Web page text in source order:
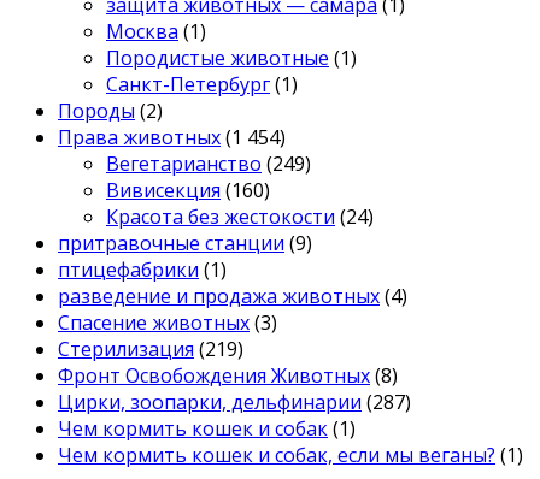
Москва (1)
Породистые животные (1)
Санкт-Петербург(1)
Породы (2)
Права животных(1 454)
Вегетарианство (249)
Вивисекция (160)
Красота без жестокости (24)
притравочные станции (9)
птицефабрики (1)
разведение и продажа животных(4)
Спасение животных(3)
Стерилизация (219)
Фронт Освобождения Животных(8)
Цирки, зоопарки, дельфинарии (287)
Чем кормить кошек и собак(1)
Чем кормить кошек и собак, если мы веганы? (1)